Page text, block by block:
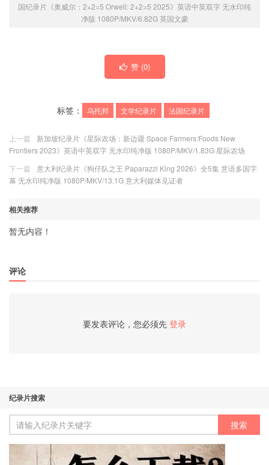
国纪录片《奥威尔：2+2=5 Orwell: 2+2=5 2025》英语中英双字 无水印纯
净版 1080P/MKV/6.82G 英国文豪
赞 (0)
标签： 乌托邦 文学纪录片 法国纪录片
上一篇
新加坡纪录片《星际农场：新边疆 Space Farmers:Foods New
Frontiers 2023》英语中英双字 无水印纯净版 1080P/MKV/1.83G 星际农场
下一篇
意大利纪录片《狗仔队之王 Paparazzi King 2026》全5集 意语多国字
幕 无水印纯净版 1080P/MKV/13.1G 意大利媒体见证者
相关推荐
暂无内容！
评论
要发表评论，您必须先 登录
纪录片搜索